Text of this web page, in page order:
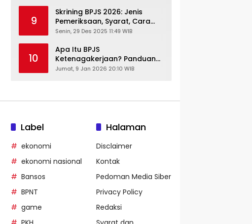
9
Skrining BPJS 2026: Jenis
Pemeriksaan, Syarat, Cara
Daftar & Cek Riwayat
Senin, 29 Des 2025 11:49 WIB
10
Apa Itu BPJS
Ketenagakerjaan? Panduan
Lengkap untuk Pekerja dan
Jumat, 9 Jan 2026 20:10 WIB
Label
ekonomi
ekonomi nasional
Bansos
BPNT
game
Halaman
Disclaimer
Kontak
Pedoman Media Siber
Privacy Policy
Redaksi